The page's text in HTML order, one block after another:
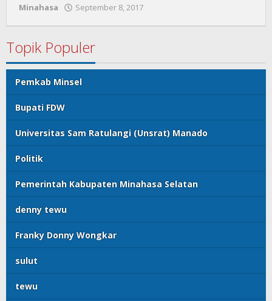
Minahasa September 8, 2017
Topik Populer
Pemkab Minsel
Bupati FDW
Universitas Sam Ratulangi (Unsrat) Manado
Politik
Pemerintah Kabupaten Minahasa Selatan
denny tewu
Franky Donny Wongkar
sulut
tewu